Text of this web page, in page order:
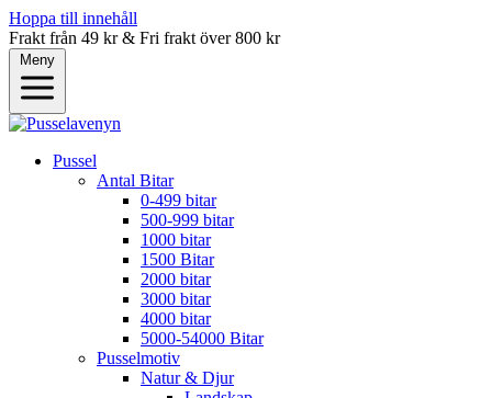
Hoppa till innehåll
Frakt från 49 kr & Fri frakt över 800 kr
Meny
Pussel
Antal Bitar
0-499 bitar
500-999 bitar
1000 bitar
1500 Bitar
2000 bitar
3000 bitar
4000 bitar
5000-54000 Bitar
Pusselmotiv
Natur & Djur